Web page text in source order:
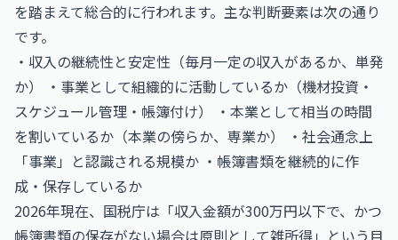
を踏まえて総合的に行われます。主な判断要素は次の通り
です。
・収入の継続性と安定性（毎月一定の収入があるか、単発
か） ・事業として組織的に活動しているか（機材投資・
スケジュール管理・帳簿付け） ・本業として相当の時間
を割いているか（本業の傍らか、専業か） ・社会通念上
「事業」と認識される規模か ・帳簿書類を継続的に作
成・保存しているか
2026年現在、国税庁は「収入金額が300万円以下で、かつ
帳簿書類の保存がない場合は原則として雑所得」という目